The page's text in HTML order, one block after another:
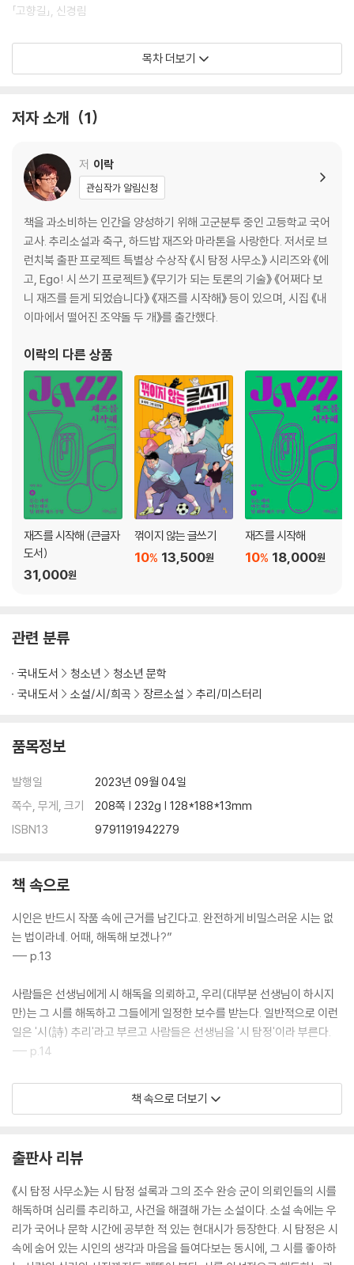
「고향길」, 신경림
4화. 연애 상담 「한계령을 위한 연가」, 문정희
6화. 독과 간 「독을 차고」, 김영랑 / 「간」, 윤동주
에필로그 「바다와 나비」, 김기림
목차 더보기
저자 소개 1
저 이락
관심작가 알림신청
책을 과소비하는 인간을 양성하기 위해 고군분투 중인 고등학교 국어
교사. 추리소설과 축구, 하드밥 재즈와 마라톤을 사랑한다. 저서로 브
런치북 출판 프로젝트 특별상 수상작 《시 탐정 사무소》 시리즈와 《에
고, Ego! 시 쓰기 프로젝트》 《무기가 되는 토론의 기술》 《어쩌다 보
니 재즈를 듣게 되었습니다》 《재즈를 시작해》 등이 있으며, 시집 《내
이마에서 떨어진 조약돌 두 개》를 출간했다.
이락의 다른 상품
재즈를 시작해 (큰글자
도서)
31,000원
꺾이지 않는 글쓰기
13,500원
10%
재즈를 시작해
18,000원
10%
관련 분류
국내도서 청소년
청소년 문학
국내도서
소설/시/희곡 장르소설 추리/미스터리
품목정보
발행일
2023년 09월 04일
쪽수, 무게, 크기
208쪽 | 232g | 128*188*13mm
ISBN13
9791191942279
책 속으로
시인은 반드시 작품 속에 근거를 남긴다고. 완전하게 비밀스러운 시는 없
는 법이라네. 어때, 해독해 보겠나?”
--- p.13
사람들은 선생님에게 시 해독을 의뢰하고, 우리(대부분 선생님이 하시지
만)는 그 시를 해독하고 그들에게 일정한 보수를 받는다. 일반적으로 이런
일은 '시(詩) 추리'라고 부르고 사람들은 선생님을 '시 탐정'이라 부른다.
--- p.14
나는 조금 흥분한 것 같아 숨을 내쉬었다. 쉬지 않고 말하다 보니 목이 말랐
다. 아까 마시려고 떠 놓은 물이 생각났지만, 해독을 끊고 싶지는 않았다.
“「빈집」이라는 시를 정말 좋아해요. 뭔가 내 얘기를 하는 것 같기도 해서요.
그런데 사실 잘 모르겠어요. 왜 그 시에 끌리는지. 시 추리를 할 수 있는 능
력이 제겐 없으니까요. '그저 느낌이 좋아서' 정도가 제가 할 수 있는 최선
의 대답인 거 같아요.”
--- p.53
책 속으로 더보기
출판사 리뷰
《시 탐정 사무소》는 시 탐정 설록과 그의 조수 완승 군이 의뢰인들의 시를
해독하며 심리를 추리하고, 사건을 해결해 가는 소설이다. 소설 속에는 우
리가 국어나 문학 시간에 공부한 적 있는 현대시가 등장한다. 시 탐정은 시
속에 숨어 있는 시인의 생각과 마음을 들여다보는 동시에, 그 시를 좋아하